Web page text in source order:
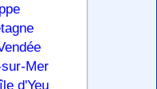
Mer
d'Yeu